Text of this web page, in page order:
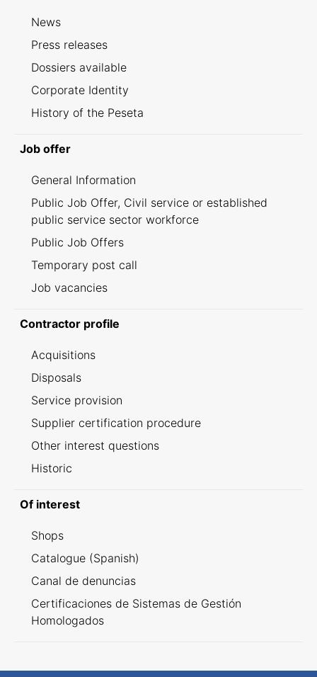
News
Press releases
Dossiers available
Corporate Identity
History of the Peseta
Job offer
General Information
Public Job Offer, Civil service or established
public service sector workforce
Public Job Offers
Temporary post call
Job vacancies
Contractor profile
Acquisitions
Disposals
Service provision
Supplier certification procedure
Other interest questions
Historic
Of interest
Shops
Catalogue (Spanish)
Canal de denuncias
Certificaciones de Sistemas de Gestión
Homologados